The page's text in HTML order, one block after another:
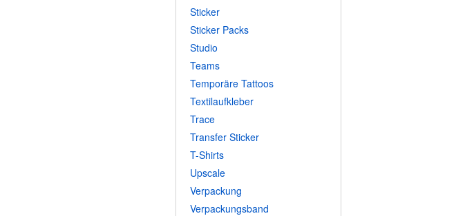
Sticker
Sticker Packs
Studio
Teams
Temporäre Tattoos
Textilaufkleber
Trace
Transfer Sticker
T-Shirts
Upscale
Verpackung
Verpackungsband